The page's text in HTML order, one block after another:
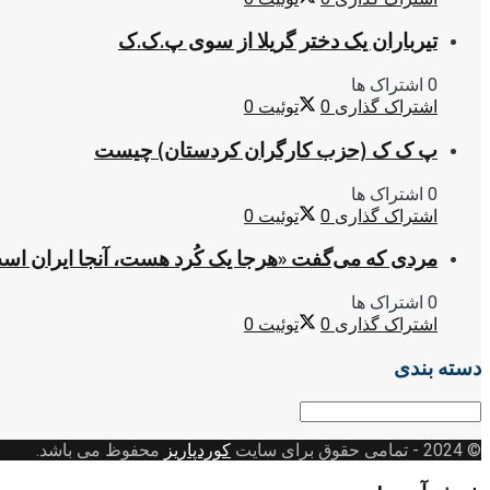
تیرباران یک دختر گریلا از سوی پ.ک.ک
0 اشتراک ها
اشتراک گذاری 0 توئیت 0
پ ک ک (حزب کارگران کردستان) چیست
0 اشتراک ها
اشتراک گذاری 0 توئیت 0
مردی که می‌گفت «هرجا یک کُرد هست، آنجا ایران
0 اشتراک ها
اشتراک گذاری 0 توئیت 0
دسته بندی
© 2024
- تمامی حقوق برای سایت کوردپاریز محفوظ می باشد.